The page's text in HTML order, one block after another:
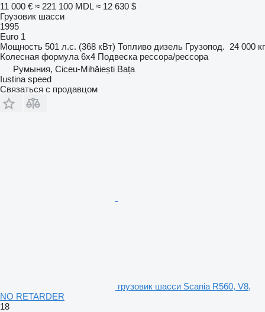
11 000 € ≈ 221 100 MDL ≈ 12 630 $
Грузовик шасси
1995
Euro 1
Мощность 501 л.с. (368 кВт) Топливо дизель Грузопод. 24 000 кг
Колесная формула 6x4 Подвеска рессора/рессора
Румыния, Ciceu-Mihăiești Bața
Iustina speed
Связаться с продавцом
грузовик шасси Scania R560, V8,
NO RETARDER
18